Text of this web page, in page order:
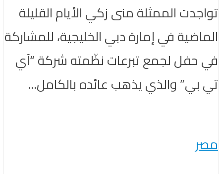
تواجدت الممثلة منى زكي الأيام القليلة
الماضية في إمارة دبي الخليجية، للمشاركة
في حفل لجمع تبرعات نظّمته شركة “آي
تي بي” والذي يذهب عائده بالكامل...
مصر